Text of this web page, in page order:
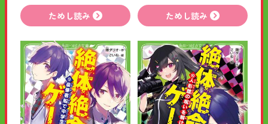
ためし読み ためし読み